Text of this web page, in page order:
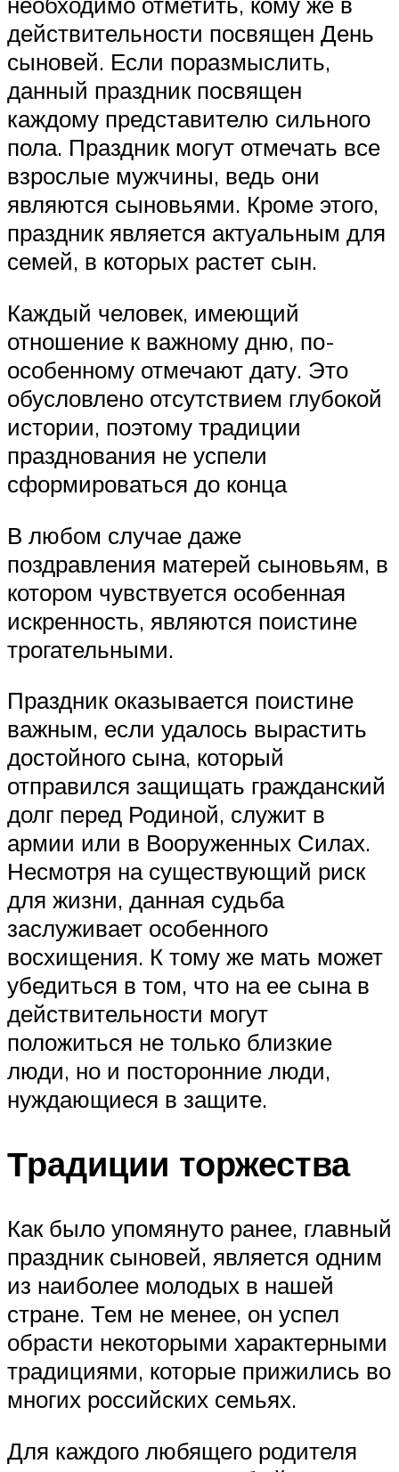
действительности посвящен День
сыновей. Если поразмыслить,
данный праздник посвящен
каждому представителю сильного
пола. Праздник могут отмечать все
взрослые мужчины, ведь они
являются сыновьями. Кроме этого,
праздник является актуальным для
семей, в которых растет сын.
Каждый человек, имеющий
отношение к важному дню, по-
особенному отмечают дату. Это
обусловлено отсутствием глубокой
истории, поэтому традиции
празднования не успели
сформироваться до конца
В любом случае даже
поздравления матерей сыновьям, в
котором чувствуется особенная
искренность, являются поистине
трогательными.
Праздник оказывается поистине
важным, если удалось вырастить
достойного сына, который
отправился защищать гражданский
долг перед Родиной, служит в
армии или в Вооруженных Силах.
Несмотря на существующий риск
для жизни, данная судьба
заслуживает особенного
восхищения. К тому же мать может
убедиться в том, что на ее сына в
действительности могут
положиться не только близкие
люди, но и посторонние люди,
нуждающиеся в защите.
Традиции торжества
Как было упомянуто ранее, главный
праздник сыновей, является одним
из наиболее молодых в нашей
стране. Тем не менее, он успел
обрасти некоторыми характерными
традициями, которые прижились во
многих российских семьях.
Для каждого любящего родителя